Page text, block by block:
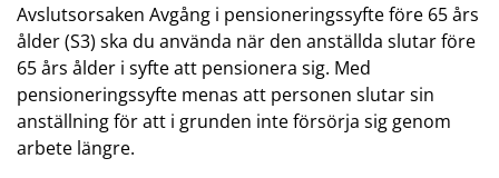
Avslutsorsaken Avgång i pensioneringssyfte före 65 års
ålder (S3) ska du använda när den anställda slutar före
65 års ålder i syfte att pensionera sig. Med
pensioneringssyfte menas att personen slutar sin
anställning för att i grunden inte försörja sig genom
arbete längre.